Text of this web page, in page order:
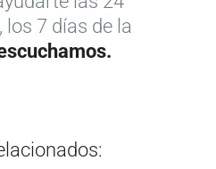
los 7 días de la
a
j
a
…
r
t
a
…
g
r
a
…